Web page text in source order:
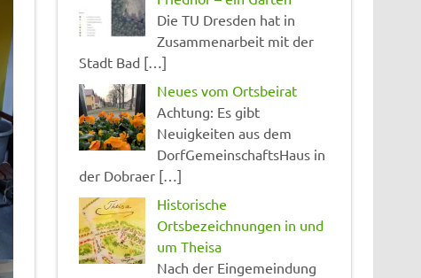
Die TU Dresden hat in
Zusammenarbeit mit der
Stadt Bad […]
Neues vom Ortsbeirat
Achtung: Es gibt
Neuigkeiten aus dem
DorfGemeinschaftsHaus in
der Dobraer […]
Historische
Ortsbezeichnungen in und
um Theisa
Nach der Eingemeindung